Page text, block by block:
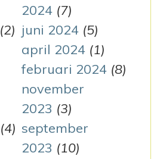
2024 (7)
(2) juni 2024 (5)
april 2024 (1)
februari 2024 (8)
november
2023 (3)
(4) september
2023 (10)